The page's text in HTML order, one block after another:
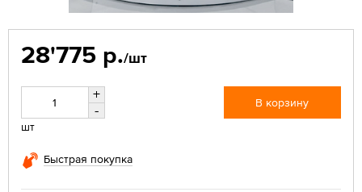
28'775 р./шт
+
-
шт
В корзину
Быстрая покупка